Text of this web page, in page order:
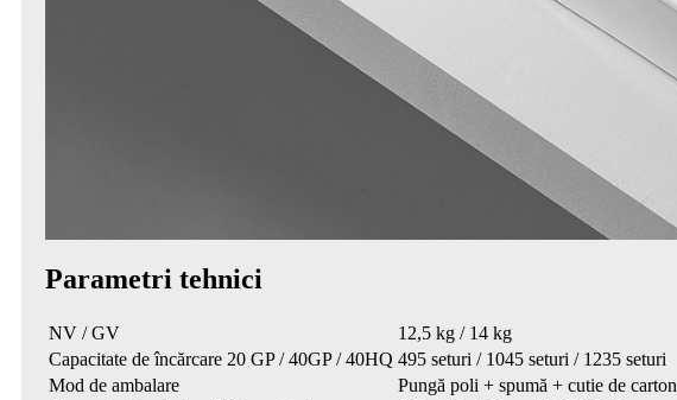
Parametri tehnici
NV / GV
12,5 kg / 14 kg
Capacitate de încărcare 20 GP / 40GP / 40HQ 495 seturi / 1045 seturi / 1235 seturi
Mod de ambalare
Pungă poli + spumă + cutie de carton